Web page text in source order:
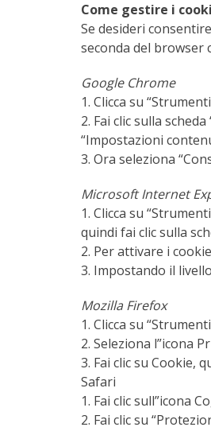
Come gestire i
Se desideri
seconda del browser
Google Chrome
1. Clicca su
2. Fai clic sulla
“Impostazioni
3. Ora seleziona
Microsoft Internet
1. Clicca su
quindi fai clic sulla
2. Per attivare i
3. Impostando il
Mozilla Firefox
1. Clicca su
2. Seleziona l”icona
3. Fai clic su Cookie,
Safari
1. Fai clic sull”icona
2. Fai clic su